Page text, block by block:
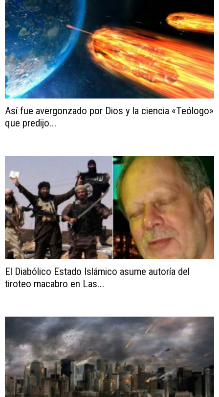
Así fue avergonzado por Dios y la ciencia «Teólogo»
que predijo...
El Diabólico Estado Islámico asume autoría del
tiroteo macabro en Las...